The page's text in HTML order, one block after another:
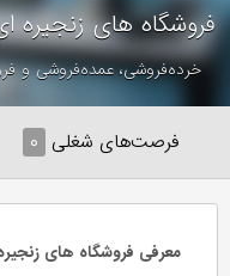
فروشگاه های
خرده‌فروشی، عمده‌فروشی و
فرصت‌های شغلی ۰
معرفی فروشگاه های